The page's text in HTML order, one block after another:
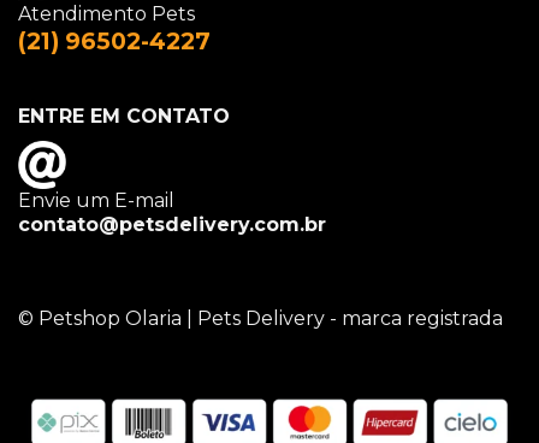
Atendimento Pets
(21) 96502-4227
ENTRE EM CONTATO
Envie um E-mail
contato@petsdelivery.com.br
© Petshop Olaria | Pets Delivery - marca registrada